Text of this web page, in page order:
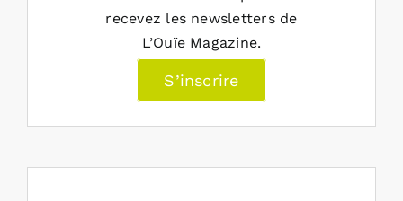
recevez les newsletters de
L’Ouïe Magazine.
S’inscrire